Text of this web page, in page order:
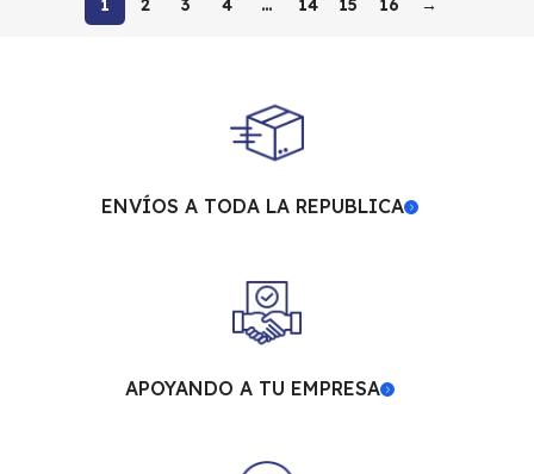
1 2 3 4 … 14 15 16 →
ENVÍOS A TODA LA REPUBLICA
APOYANDO A TU EMPRESA